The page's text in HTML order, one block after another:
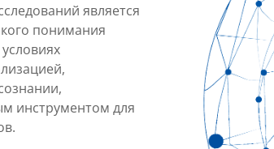
является
понимания
инструментом для